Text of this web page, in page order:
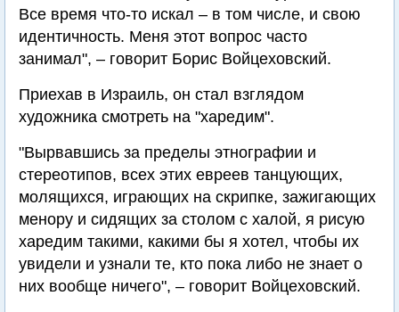
Все время что-то искал – в том числе, и свою
идентичность. Меня этот вопрос часто
занимал", – говорит Борис Войцеховский.
Приехав в Израиль, он стал взглядом
художника смотреть на "харедим".
"Вырвавшись за пределы этнографии и
стереотипов, всех этих евреев танцующих,
молящихся, играющих на скрипке, зажигающих
менору и сидящих за столом с халой, я рисую
харедим такими, какими бы я хотел, чтобы их
увидели и узнали те, кто пока либо не знает о
них вообще ничего", – говорит Войцеховский.